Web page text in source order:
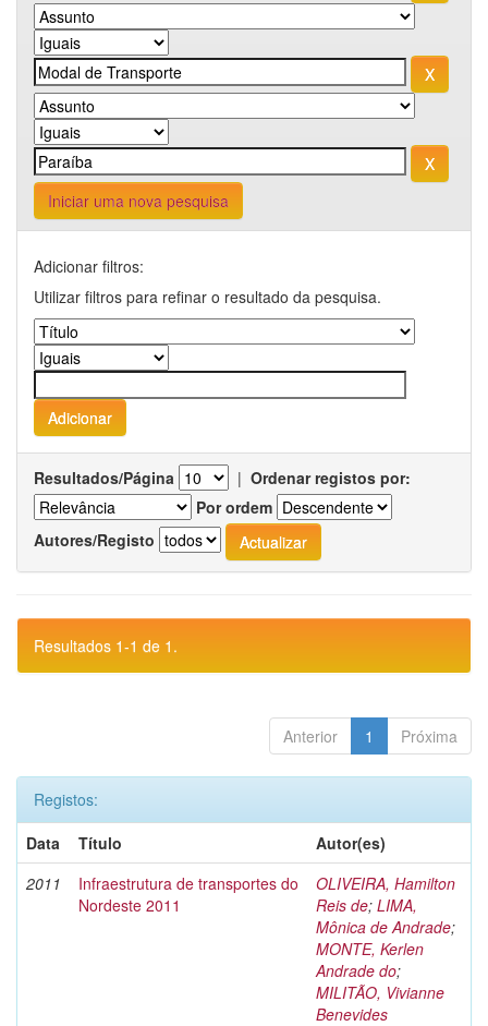
Iniciar uma nova pesquisa
Adicionar filtros:
Utilizar filtros para refinar o resultado da pesquisa.
Resultados/Página | Ordenar registos por:
Por ordem
Autores/Registo
Resultados 1-1 de 1.
Anterior 1 Próxima
Registos:
Data
Título
Autor(es)
2011
Infraestrutura de transportes do
Nordeste 2011
OLIVEIRA, Hamilton
Reis de; LIMA,
Mônica de Andrade;
MONTE, Kerlen
Andrade do;
MILITÃO, Vivianne
Benevides